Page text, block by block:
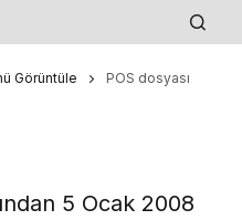
Görüntüle POS dosyası
5 Ocak 2008